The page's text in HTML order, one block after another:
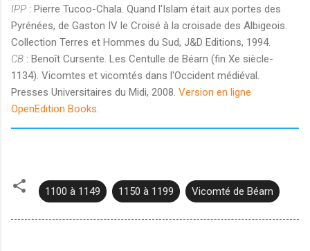
IPP : Pierre Tucoo-Chala. Quand l'Islam était aux portes des
Pyrénées, de Gaston IV le Croisé à la croisade des Albigeois.
Collection Terres et Hommes du Sud, J&D Editions, 1994.
CB : Benoît Cursente. Les Centulle de Béarn (fin Xe siècle-
1134). Vicomtes et vicomtés dans l'Occident médiéval.
Presses Universitaires du Midi, 2008. Version en ligne
OpenEdition Books.
1100 à 1149 1150 à 1199 Vicomté de Béarn